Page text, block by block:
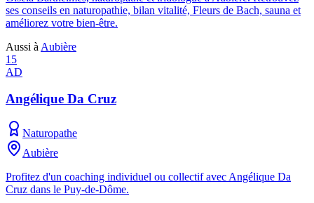
ses conseils en naturopathie, bilan vitalité, Fleurs de Bach, sauna et
améliorez votre bien-être.
Aussi à Aubière
15
AD
Angélique Da Cruz
Naturopathe
Aubière
Profitez d'un coaching individuel ou collectif avec Angélique Da
Cruz dans le Puy-de-Dôme.